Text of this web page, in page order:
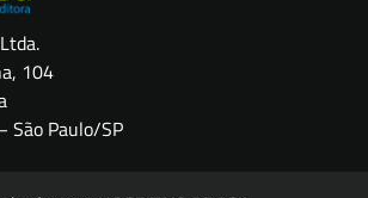
104
São Paulo/SP